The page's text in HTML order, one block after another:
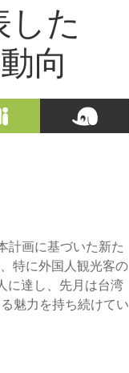
た
向
計画に基づいた新た
特に外国人観光客の
に達し、先月は台湾
魅力を持ち続けてい